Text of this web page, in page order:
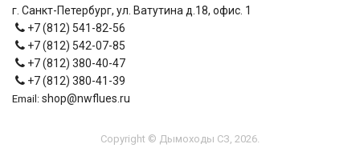
г. Санкт-Петербург, ул. Ватутина д.18, офис. 1
+7 (812) 541-82-56
+7 (812) 542-07-85
+7 (812) 380-40-47
+7 (812) 380-41-39
Email: shop@nwflues.ru
Copyright © Дымоходы СЗ, 2026.